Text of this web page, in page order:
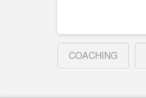
COACHING